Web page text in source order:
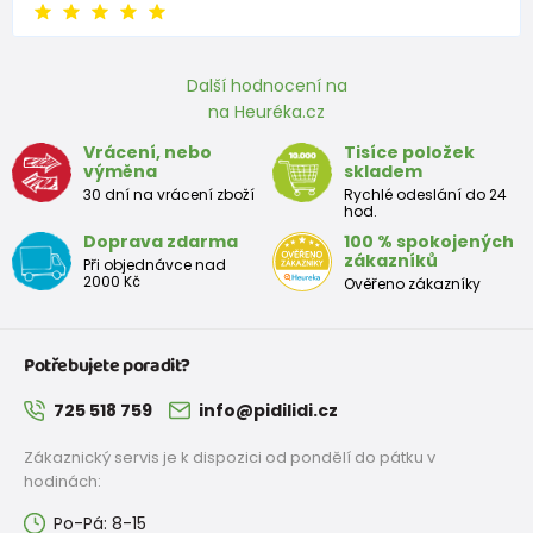
Změřte nohu Vašeho dítěte na tvrdší papírové podložce
Délku změřeného chodidla zadejte do tabulky v odkazu
potřebujete.
Náš výpočet je počítán i s nadměrkem, který je pro Vás
tak důležitým faktorem správné a vhodné velikost
orientační Velikostní tabulka:
Velikost
EU
18 19 20 21 22
Rozměr
mm
Další hodnocení na
na Heuréka.cz
Vrácení, nebo
výměna
30 dní na vrácení zboží
Tisíce položek
skladem
Rychlé odeslání do 24
hod.
Doprava zdarma
Při objednávce nad
2000 Kč
100 % spokojených
zákazníků
Ověřeno zákazníky
Potřebujete poradit?
725 518 759 info@pidilidi.cz
Zákaznický servis je k dispozici od pondělí do pátku v
hodinách:
Po-Pá: 8-15